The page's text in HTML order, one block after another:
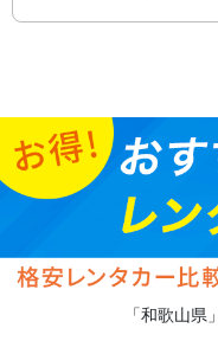
「和歌山